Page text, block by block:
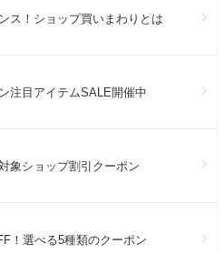
ス！ショップ買いまわりとは
注目アイテムSALE開催中
象ショップ割引クーポン
！選べる5種類のクーポン